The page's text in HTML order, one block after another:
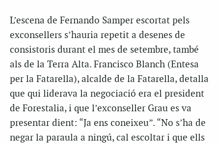
L’escena de Fernando Samper escortat pels
exconsellers s’hauria repetit a desenes de
consistoris durant el mes de setembre, també
als de la Terra Alta. Francisco Blanch (Entesa
per la Fatarella), alcalde de la Fatarella, detalla
que qui liderava la negociació era el president
de Forestalia, i que l’exconseller Grau es va
presentar dient: “Ja ens coneixeu”. “No s’ha de
negar la paraula a ningú, cal escoltar i que ells